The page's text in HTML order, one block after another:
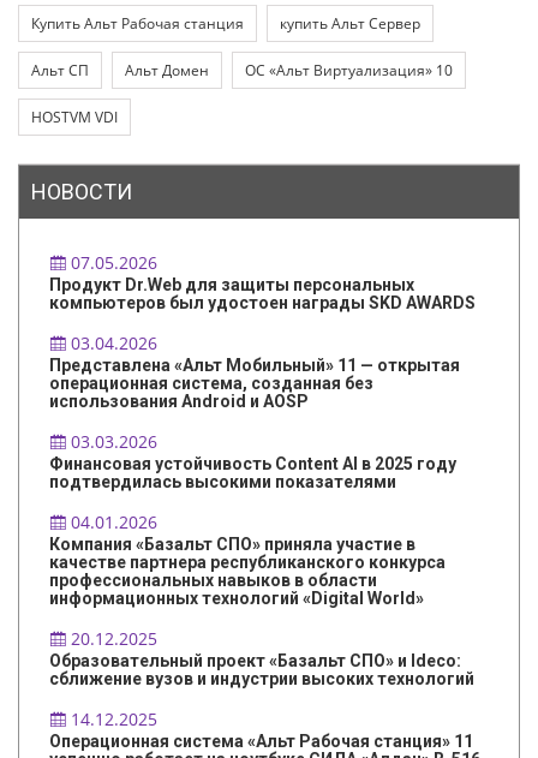
Купить Альт Рабочая станция купить Альт Сервер
Альт СП Альт Домен ОС «Альт Виртуализация» 10
HOSTVM VDI
НОВОСТИ
07.05.2026
Продукт Dr.Web для защиты персональных
компьютеров был удостоен награды SKD AWARDS
03.04.2026
Представлена «Альт Мобильный» 11 — открытая
операционная система, созданная без
использования Android и AOSP
03.03.2026
Финансовая устойчивость Content AI в 2025 году
подтвердилась высокими показателями
04.01.2026
Компания «Базальт СПО» приняла участие в
качестве партнера республиканского конкурса
профессиональных навыков в области
информационных технологий «Digital World»
20.12.2025
Образовательный проект «Базальт СПО» и Ideco:
сближение вузов и индустрии высоких технологий
14.12.2025
Операционная система «Альт Рабочая станция» 11